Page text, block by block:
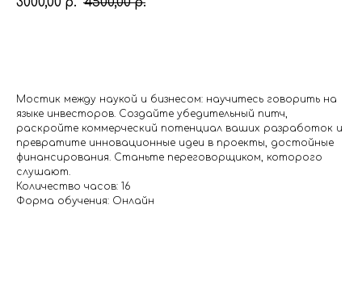
Мостик между наукой и бизнесом: научитесь говорить на
языке инвесторов. Создайте убедительный питч,
раскройте коммерческий потенциал ваших разработок и
превратите инновационные идеи в проекты, достойные
финансирования. Станьте переговорщиком, которого
слушают.
Количество часов: 16
Форма обучения: Онлайн